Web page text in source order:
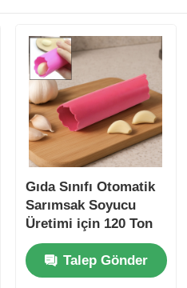
Gıda Sınıfı Otomatik
Sarımsak Soyucu
Üretimi için 120 Ton
Sıkma Kuvveti LSR
Enjeksiyon Makinesi
Talep Gönder